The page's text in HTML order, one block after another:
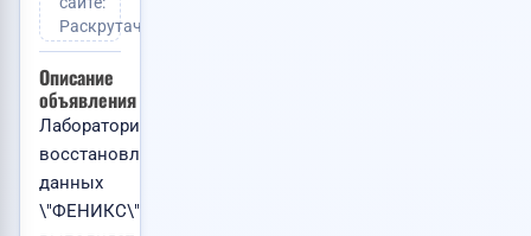
Раскрутачка.ру
Описание
объявления
Лаборатория
восстановления
данных
\"ФЕНИКС\"